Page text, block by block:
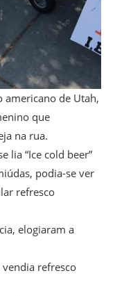
americano de Utah,
que
na rua.
lia “Ice cold beer”
podia-se ver
refresco
elogiaram a
refresco